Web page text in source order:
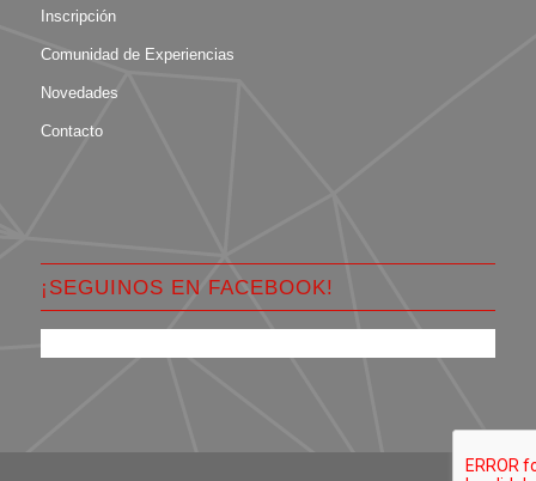
Inscripción
Comunidad de Experiencias
Novedades
Contacto
¡SEGUINOS EN FACEBOOK!